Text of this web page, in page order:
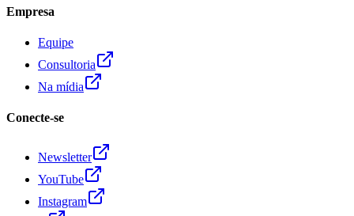
Empresa
Equipe
Consultoria
Na mídia
Conecte-se
Newsletter
YouTube
Instagram